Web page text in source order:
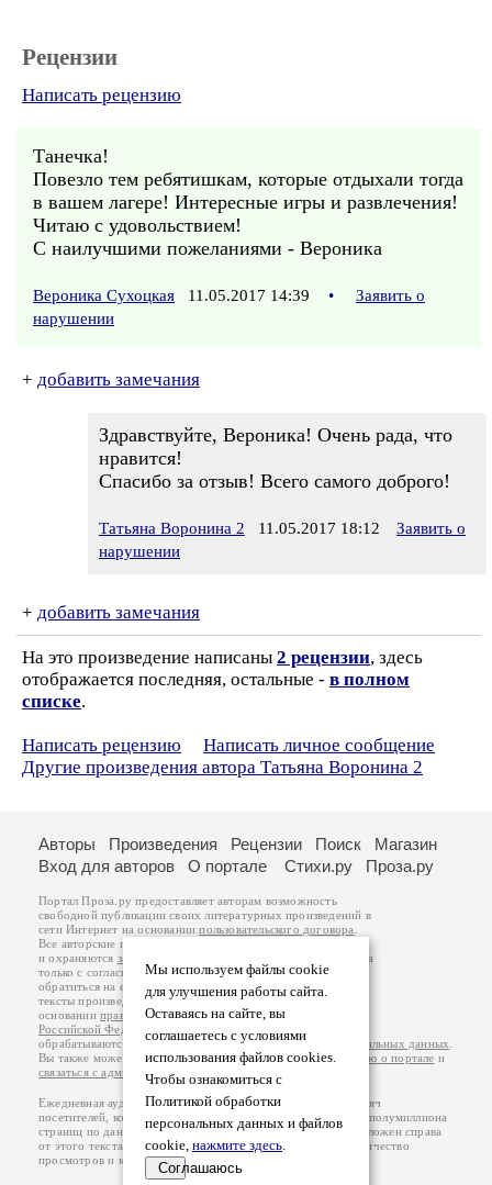
Рецензии
Написать рецензию
Танечка!
Повезло тем ребятишкам, которые отдыхали тогда
в вашем лагере! Интересные игры и развлечения!
Читаю с удовольствием!
С наилучшими пожеланиями - Вероника
Вероника Сухоцкая 11.05.2017 14:39 •
Заявить о
нарушении
+ добавить замечания
Здравствуйте, Вероника! Очень рада, что
нравится!
Спасибо за отзыв! Всего самого доброго!
Татьяна Воронина 2 11.05.2017 18:12
Заявить о
нарушении
+ добавить замечания
На это произведение написаны 2 рецензии, здесь
отображается последняя, остальные - в полном
списке.
Написать рецензию
Написать личное сообщение
Другие произведения автора Татьяна Воронина 2
Мы используем файлы cookie
для улучшения работы сайта.
Оставаясь на сайте, вы
соглашаетесь с условиями
использования файлов cookies.
Чтобы ознакомиться с
Политикой обработки
персональных данных и файлов
cookie, нажмите здесь.
Соглашаюсь
Авторы Произведения Рецензии Поиск
Магазин
Вход для авторов
О портале Стихи.ру Проза.ру
Портал Проза.ру предоставляет авторам возможность
свободной публикации своих литературных произведений в
сети Интернет на основаниипользовательского договора
Все авторские права на произведения принадлежат авторам
и охраняются законом
. Перепечатка произведений возможна
только с согласия его автора, к которому вы можете
обратиться на его авторской странице. Ответственность за
тексты произведений авторы несут самостоятельно на
основанииправил публикацииизаконодательства
Российской Федерации
обрабатываются на основанииПолитики обработки персональных данных
Вы также можете посмотреть более подробнуюинформацию о портале и
связаться с администрацией
Ежедневная аудитория портала Проза.ру – порядка 100 тысяч
посетителей, которые в общей сумме просматривают более полумиллиона
страниц по данным счетчика посещаемости, который расположен справа
от этого текста. В каждой графе указано по две цифры: количество
просмотров и количество посетителей.